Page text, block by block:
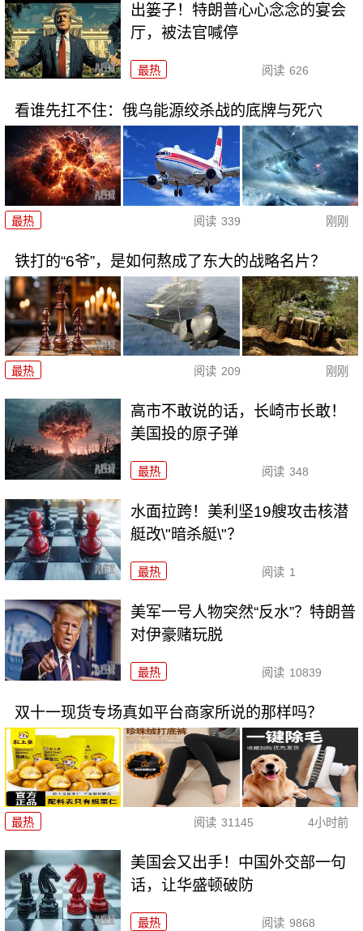
出篓子！特朗普心心念念的宴会
厅，被法官喊停
最热 阅读 626
看谁先扛不住：俄乌能源绞杀战的底牌与死穴
最热 阅读 339 刚刚
铁打的“6爷”，是如何熬成了东大的战略名片？
最热 阅读 209 刚刚
高市不敢说的话，长崎市长敢！
美国投的原子弹
最热 阅读 348
水面拉跨！美利坚19艘攻击核潜
艇改\"暗杀艇\"？
最热 阅读 1
美军一号人物突然“反水”？特朗普
对伊豪赌玩脱
最热 阅读 10839
双十一现货专场真如平台商家所说的那样吗？
最热 阅读 31145 4小时前
美国会又出手！中国外交部一句
话，让华盛顿破防
最热 阅读 9868